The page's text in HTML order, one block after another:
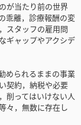
が当たり前の世界
乖離，診療報酬の変
スタッフの雇用問
ギャップやアクシデ
められるままの事業
契約，納税や必要
削ってはいけない人
々，無数に存在し